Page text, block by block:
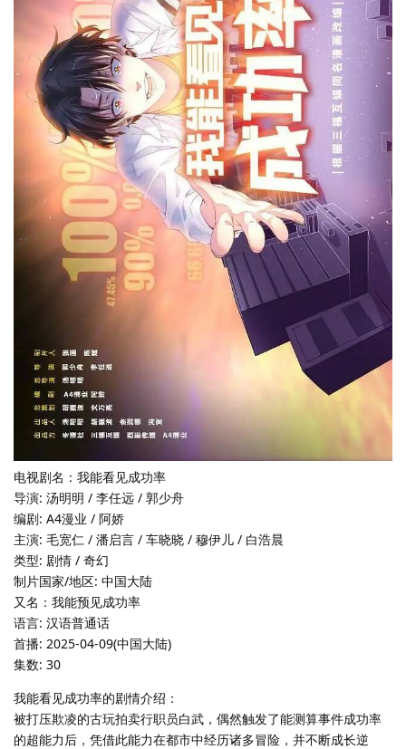
电视剧名：我能看见成功率
导演: 汤明明 / 李任远 / 郭少舟
编剧: A4漫业 / 阿娇
主演: 毛宽仁 / 潘启言 / 车晓晓 / 穆伊儿 / 白浩晨
类型: 剧情 / 奇幻
制片国家/地区: 中国大陆
又名：我能预见成功率
语言: 汉语普通话
首播: 2025-04-09(中国大陆)
集数: 30
我能看见成功率的剧情介绍：
被打压欺凌的古玩拍卖行职员白武，偶然触发了能测算事件成功率
的超能力后，凭借此能力在都市中经历诸多冒险，并不断成长逆